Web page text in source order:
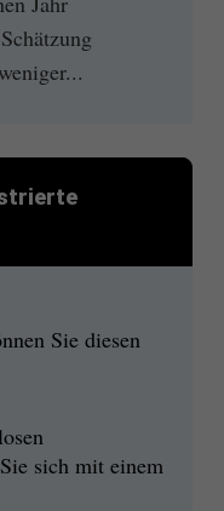
Sie diesen
sich mit einem